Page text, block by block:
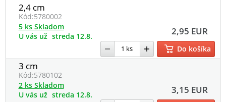
2,4 cm
Kód:5780002
2,95 EUR
5 ks Skladom
U vás už streda 12.8.
Do košíka
3 cm
Kód:5780102
3,15 EUR
2 ks Skladom
U vás už streda 12.8.